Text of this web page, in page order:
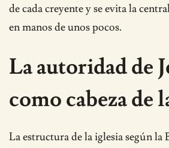
de cada creyente y se evita la
en manos de unos pocos.
La autoridad de
como cabeza de
La estructura de la iglesia según la